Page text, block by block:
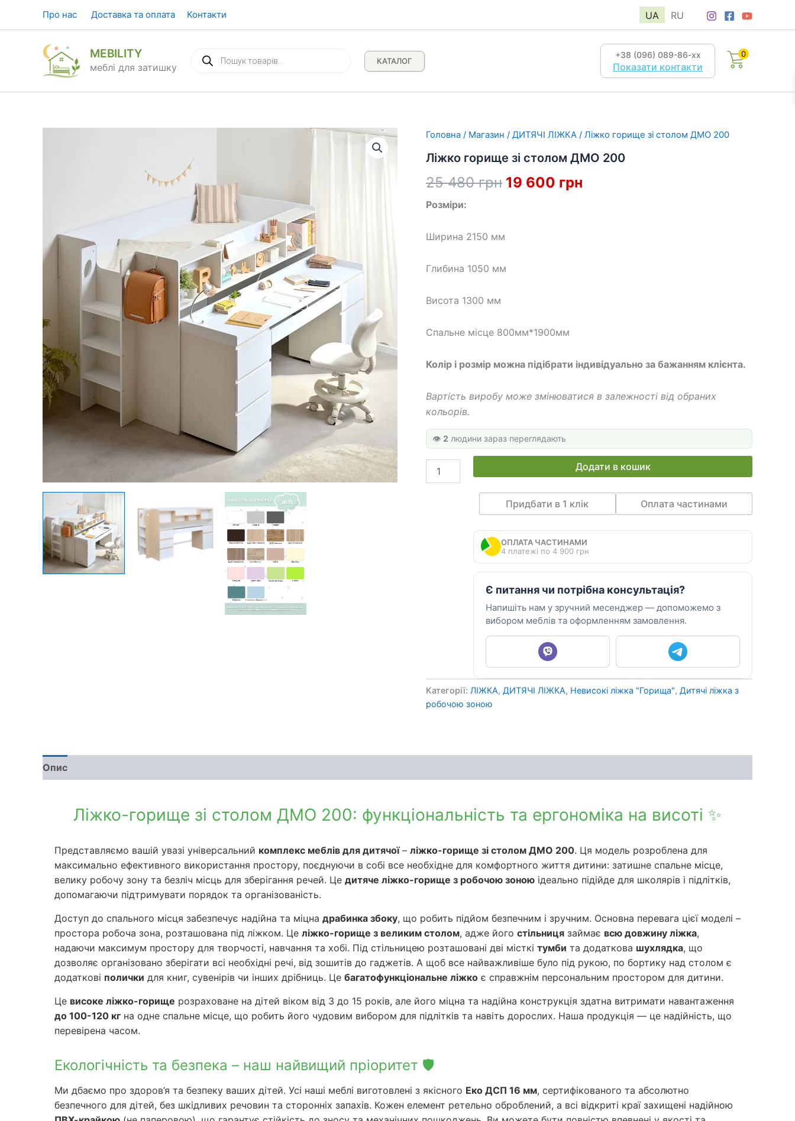
Про нас Доставка та оплата Контакти UA RU
MEBILITY
меблі для затишку
Пошук
товарів
КАТАЛОГ
+38 (096) 089-86-хх
Показати контакти
0
Головна / Магазин / ДИТЯЧІ ЛІЖКА / Ліжко горище зі столом ДМО 200
Ліжко горище зі столом ДМО 200
25 480грн Оригінальна
19 600 грн
Розміри:
Ширина 2150 мм
Глибина 1050 мм
Висота 1300 мм
Спальне місце 800мм*1900мм
Колір і розмір можна підібрати індивідуально за бажанням клієнта.
Вартість виробу може змінюватися в залежності від обраних
кольорів.
👁️ 2 людини зараз переглядають
горище
Додати в кошик
Придбати в 1 клік Оплата частинами
ОПЛАТА ЧАСТИНАМИ
4 платежі по 4 900 грн
Є питання чи потрібна консультація?
Напишіть нам у зручний месенджер — допоможемо з
вибором меблів та оформленням замовлення.
Категорії: ЛІЖКА, ДИТЯЧІ ЛІЖКА, Невисокі ліжка "Горища", Дитячі ліжка з
робочою зоною
Опис
Ліжко-горище зі столом ДМО 200: функціональність та ергономіка на висоті ✨
Представляємо вашій увазі універсальний комплекс меблів для дитячої– ліжко-горище зі столом ДМО 200. Ця модель розроблена для
максимально ефективного використання простору, поєднуючи в собі все необхідне для комфортного життя дитини: затишне спальне місце,
велику робочу зону та безліч місць для зберігання речей. Це дитяче ліжко-горище з робочою зоною ідеально підійде для школярів і підлітків,
допомагаючи підтримувати порядок та організованість.
Доступ до спального місця забезпечує надійна та міцна драбинка збоку, що робить підйом безпечним і зручним. Основна перевага цієї моделі –
простора робоча зона, розташована під ліжком. Це ліжко-горище з великим столом, адже його стільниця займає всю довжину ліжка,
надаючи максимум простору для творчості, навчання та хобі. Під стільницею розташовані дві місткі тумби та додаткова шухлядка, що
дозволяє організовано зберігати всі необхідні речі, від зошитів до гаджетів. А щоб все найважливіше було під рукою, по бортику над столом є
додаткові полички для книг, сувенірів чи інших дрібниць. Це багатофункціональне ліжко є справжнім персональним простором для дитини.
Це високе ліжко-горище розраховане на дітей віком від 3 до 15 років, але його міцна та надійна конструкція здатна витримати навантаження
до 100-120 кг на одне спальне місце, що робить його чудовим вибором для підлітків та навіть дорослих. Наша продукція — це надійність, що
перевірена часом.
Екологічність та безпека – наш найвищий пріоритет 🛡️
Ми дбаємо про здоров’я та безпеку ваших дітей. Усі наші меблі виготовлені з якісного Еко ДСП 16 мм, сертифікованого та абсолютно
безпечного для дітей, без шкідливих речовин та сторонніх запахів. Кожен елемент ретельно оброблений, а всі відкриті краї захищені надійною